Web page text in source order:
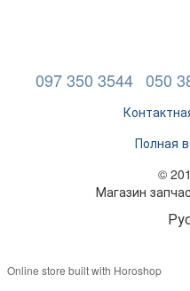
097 350 3544 050
Полная
©
Магазин
Online store built with Horoshop